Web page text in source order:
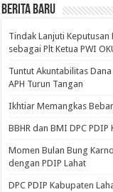
BERITA BARU
Tindak Lanjuti Keputusan
sebagai Plt Ketua PWI
Tuntut Akuntabilitas
APH Turun Tangan
Ikhtiar Memangkas
BBHR dan BMI DPC
Momen Bulan Bung
dengan PDIP Lahat
DPC PDIP Kabupaten